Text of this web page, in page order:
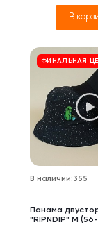
В
ФИНАЛЬНАЯ
В наличии:355
Панама
"RIPNDIP" M